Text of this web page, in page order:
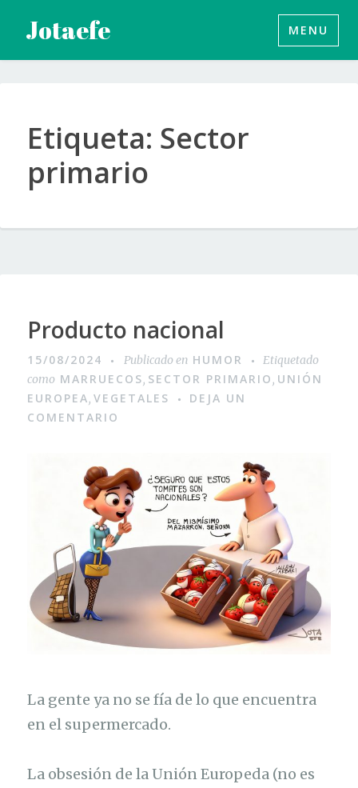
contenido
Jotaefe MENU
Etiqueta: Sector
primario
Producto nacional
15/08/2024 Publicado en HUMOR
Etiquetado
como MARRUECOS, SECTOR PRIMARIO, UNIÓN
EUROPEA,VEGETALES
DEJA UN
COMENTARIO
La gente ya no se fía de lo que encuentra
en el supermercado.
La obsesión de la Unión Europeda (no es